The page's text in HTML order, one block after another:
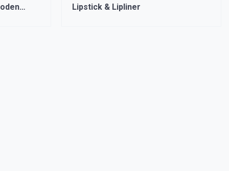
Lipstick & Lipliner